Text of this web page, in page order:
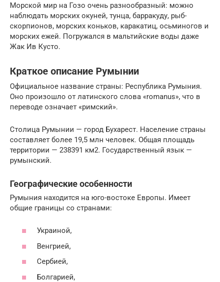
Морской мир на Гозо очень разнообразный: можно
наблюдать морских окуней, тунца, барракуду, рыб-
скорпионов, морских коньков, каракатиц, осьминогов и
морских ежей. Погружался в мальтийские воды даже
Жак Ив Кусто.
Краткое описание Румынии
Официальное название страны: Республика Румыния.
Оно произошло от латинского слова «romanus», что в
переводе означает «римский».
Столица Румынии — город Бухарест. Население страны
составляет более 19,5 млн человек. Общая площадь
территории — 238391 км2. Государственный язык —
румынский.
Географические особенности
Румыния находится на юго-востоке Европы. Имеет
общие границы со странами:
Украиной,
Венгрией,
Сербией,
Болгарией,